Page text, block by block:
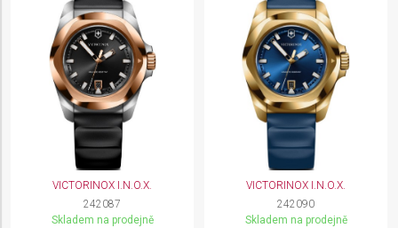
VICTORINOX I.N.O.X.
242087
Skladem na prodejně
VICTORINOX I.N.O.X.
242090
Skladem na prodejně